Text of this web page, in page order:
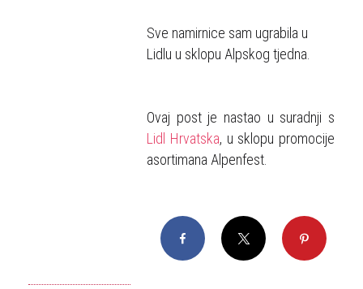
Sve namirnice sam ugrabila u
Lidlu u sklopu Alpskog tjedna.
Ovaj post je nastao u suradnji s
Lidl Hrvatska, u sklopu promocije
asortimana Alpenfest.
Facebook X Pinterest